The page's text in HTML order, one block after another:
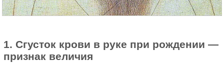
1. Сгусток крови в руке при рождении —
признак величия